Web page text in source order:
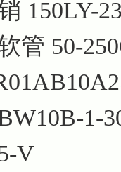
150LY-
管 50-
1-
V